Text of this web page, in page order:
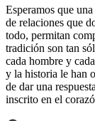
Esperamos que
de relaciones que
todo, permitan
tradición son tan
cada hombre y
y la historia le han
de dar una
inscrito en el